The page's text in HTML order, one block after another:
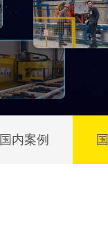
国内案例